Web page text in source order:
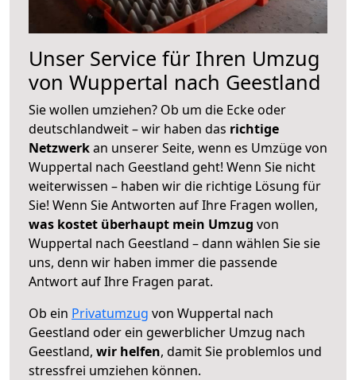
Unser Service für Ihren Umzug
von Wuppertal nach Geestland
Sie wollen umziehen? Ob um die Ecke oder
deutschlandweit – wir haben das richtige
Netzwerkan unserer Seite, wenn es Umzüge von
Wuppertal nach Geestland geht! Wenn Sie nicht
weiterwissen – haben wir die richtige Lösung für
Sie! Wenn Sie Antworten auf Ihre Fragen wollen,
was kostet überhaupt mein Umzug von
Wuppertal nach Geestland – dann wählen Sie sie
uns, denn wir haben immer die passende
Antwort auf Ihre Fragen parat.
Ob ein Privatumzug von Wuppertal nach
Geestland oder ein gewerblicher Umzug nach
Geestland, wir helfen, damit Sie problemlos und
stressfrei umziehen können.